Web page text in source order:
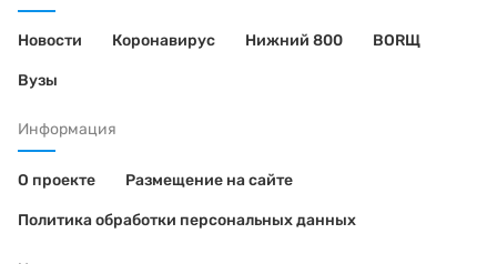
Новости Коронавирус Нижний 800 BORЩ
Вузы
Информация
О проекте Размещение на сайте
Политика обработки персональных данных